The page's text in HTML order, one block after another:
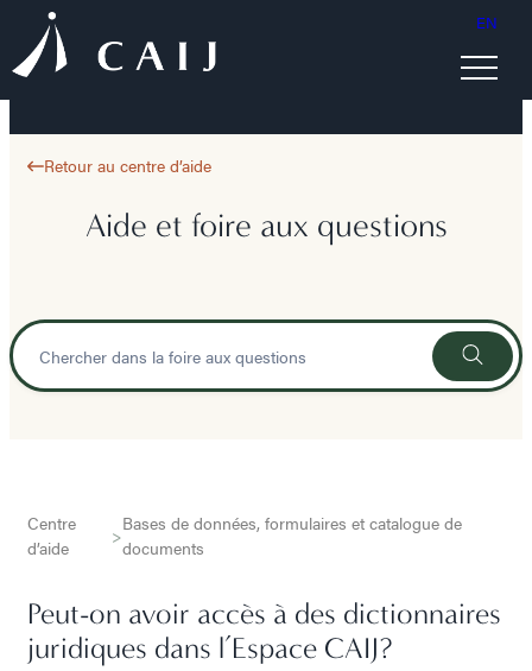
EN
Retour au centre d’aide
Aide et foire aux questions
Centre
d’aide
>
Bases de données, formulaires et catalogue de
documents
Peut-on avoir accès à des dictionnaires
juridiques dans l’Espace CAIJ?